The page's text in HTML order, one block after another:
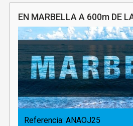
EN MARBELLA A 600m DE
Referencia: ANAOJ25